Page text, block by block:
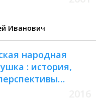
Иванович
народная
: история,